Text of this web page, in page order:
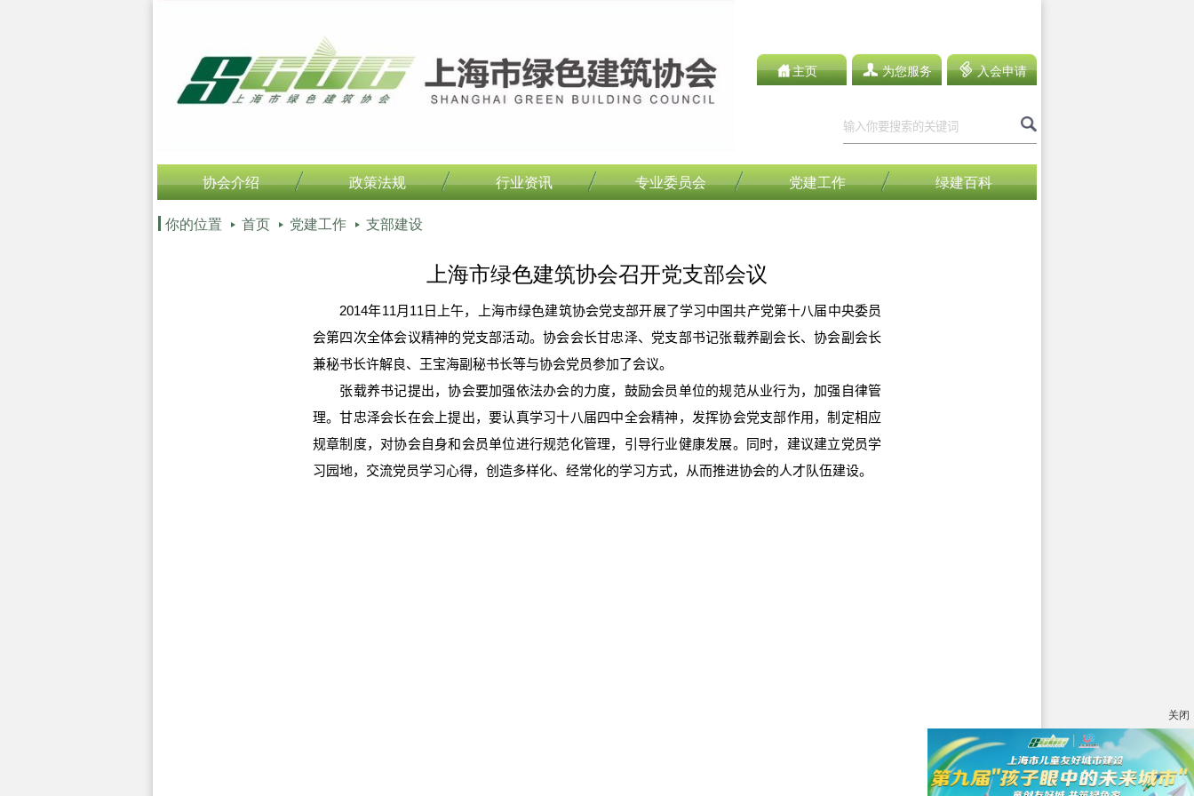
主页 为您服务 入会申请
协会介绍 政策法规 行业资讯 专业委员会 党建工作 绿建百科
你的位置 首页 党建工作 支部建设
上海市绿色建筑协会召开党支部会议
2014年11月11日上午，上海市绿色建筑协会党支部开展了学习中国共产党第十八届中央委员
会第四次全体会议精神的党支部活动。协会会长甘忠泽、党支部书记张载养副会长、协会副会长
兼秘书长许解良、王宝海副秘书长等与协会党员参加了会议。
张载养书记提出，协会要加强依法办会的力度，鼓励会员单位的规范从业行为，加强自律管
理。甘忠泽会长在会上提出，要认真学习十八届四中全会精神，发挥协会党支部作用，制定相应
规章制度，对协会自身和会员单位进行规范化管理，引导行业健康发展。同时，建议建立党员学
习园地，交流党员学习心得，创造多样化、经常化的学习方式，从而推进协会的人才队伍建设。
关闭